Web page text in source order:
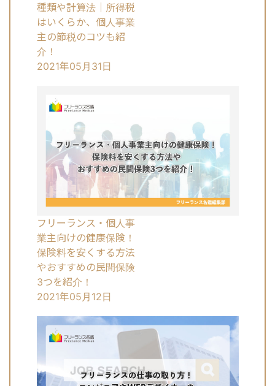
種類や計算法｜所得税
はいくらか、個人事業
主の節税のコツも紹
介！
2021年05月31日
フリーランス・個人事
業主向けの健康保険！
保険料を安くする方法
やおすすめの民間保険
3つを紹介！
2021年05月12日